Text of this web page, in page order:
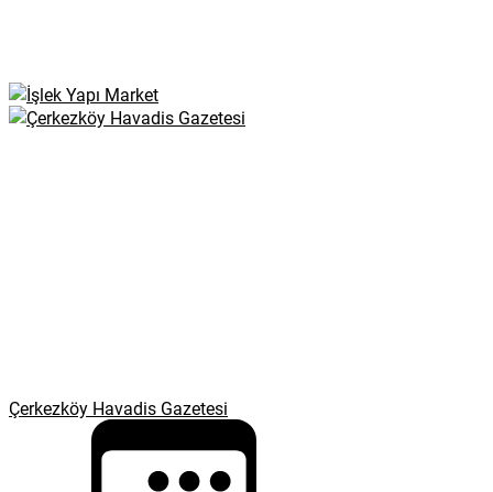
Çerkezköy Havadis Gazetesi